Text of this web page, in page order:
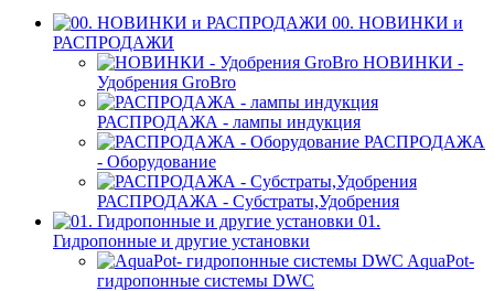
00. НОВИНКИ и
РАСПРОДАЖИ
НОВИНКИ -
Удобрения GroBro
РАСПРОДАЖА - лампы индукция
РАСПРОДАЖА
- Оборудование
РАСПРОДАЖА - Субстраты,Удобрения
01.
Гидропонные и другие установки
AquaPot-
гидропонные системы DWC